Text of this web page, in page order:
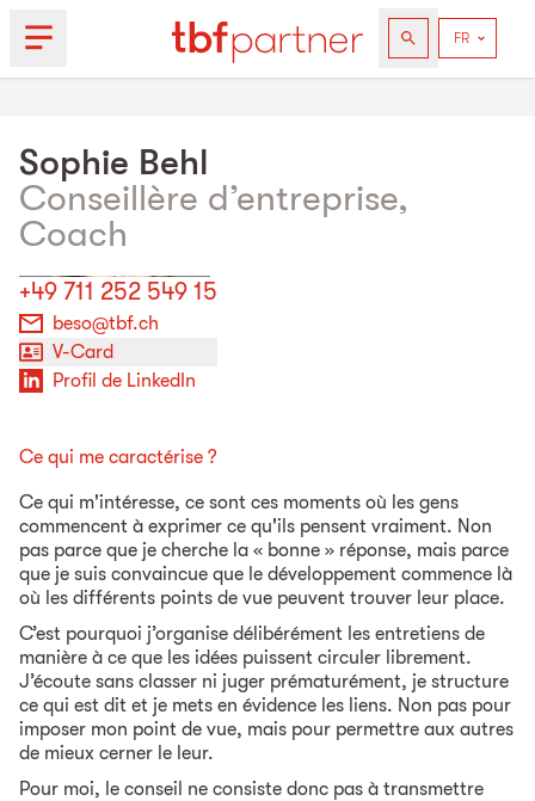
Sophie Behl
Conseillère d’entreprise,
Coach
+49 711 252 549 15
beso@tbf.ch
V-Card
Profil de LinkedIn
Ce qui me caractérise ?
Ce qui m'intéresse, ce sont ces moments où les gens
commencent à exprimer ce qu'ils pensent vraiment. Non
pas parce que je cherche la « bonne » réponse, mais parce
que je suis convaincue que le développement commence là
où les différents points de vue peuvent trouver leur place.
C’est pourquoi j’organise délibérément les entretiens de
manière à ce que les idées puissent circuler librement.
J’écoute sans classer ni juger prématurément, je structure
ce qui est dit et je mets en évidence les liens. Non pas pour
imposer mon point de vue, mais pour permettre aux autres
de mieux cerner le leur.
Pour moi, le conseil ne consiste donc pas à transmettre